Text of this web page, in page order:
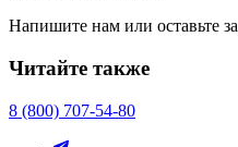
Напишите нам или оставьте
Читайте также
8 (800) 707-54-80